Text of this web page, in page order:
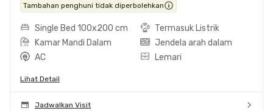
Tambahan penghuni tidak diperbolehkan
Single Bed 100x200 cm
Termasuk Listrik
Kamar Mandi Dalam
Jendela arah dalam
AC
Lemari
Lihat Detail
Jadwalkan Visit